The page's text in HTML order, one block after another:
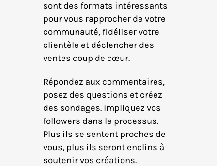
sont des formats intéressants
pour vous rapprocher de votre
communauté, fidéliser votre
clientèle et déclencher des
ventes coup de cœur.
Répondez aux commentaires,
posez des questions et créez
des sondages. Impliquez vos
followers dans le processus.
Plus ils se sentent proches de
vous, plus ils seront enclins à
soutenir vos créations.